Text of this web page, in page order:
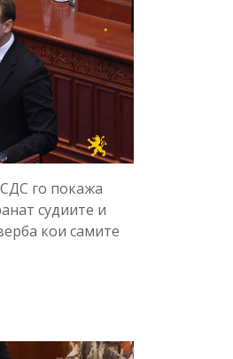
го покажа
судиите и
кои самите